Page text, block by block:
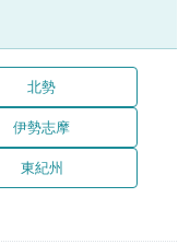
北勢
伊勢志摩
東紀州